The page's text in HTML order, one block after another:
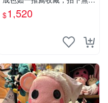
心 熊貓 毛絨玩具 收藏
$1,520